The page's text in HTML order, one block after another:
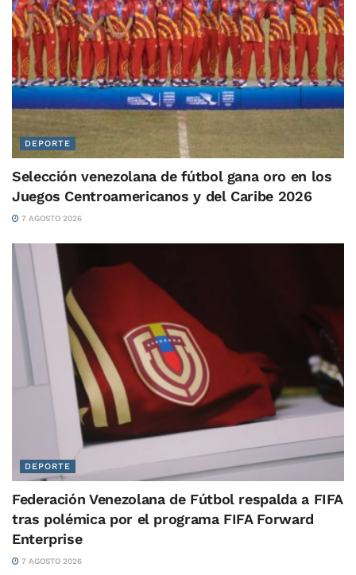
DEPORTE
Selección venezolana de fútbol gana oro en los
Juegos Centroamericanos y del Caribe 2026
7 AGOSTO 2026
DEPORTE
Federación Venezolana de Fútbol respalda a FIFA
tras polémica por el programa FIFA Forward
Enterprise
7 AGOSTO 2026